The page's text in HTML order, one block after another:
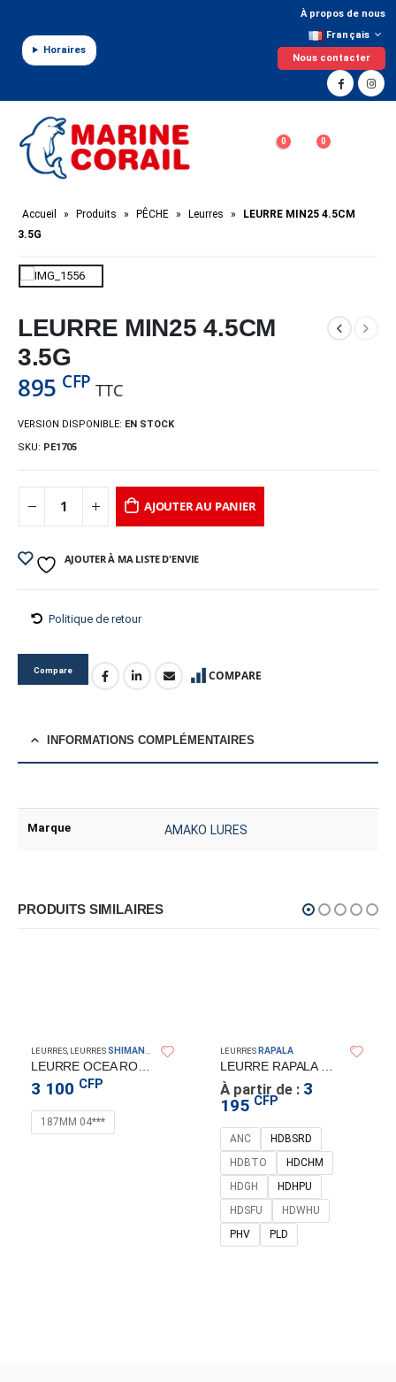
Horaires
À propos de nous
Français
Nous contacter
0 0
Accueil » Produits » PÊCHE » Leurres »
LEURRE MIN25 4.5CM
3.5G
LEURRE MIN25 4.5CM
3.5G
895 CFP TTC
VERSION DISPONIBLE: EN STOCK
SKU: PE1705
AJOUTER AU PANIER
AJOUTER À MA LISTE D'ENVIE
Politique de retour
Compare COMPARE
INFORMATIONS COMPLÉMENTAIRES
Marque AMAKO LURES
PRODUITS SIMILAIRES
LEURRES, LEURRESSHIMANO
LEURRE OCEA ROCKDIVE
3 100 CFP
187MM 04***
LEURRES RAPALA
LEURRE RAPALA X-RAP MAGNUM PREY
À partir de : 3
195 CFP
ANC
HDBSRD
HDBTO
HDCHM
HDGH
HDHPU
HDSFU
HDWHU
PHV
PLD